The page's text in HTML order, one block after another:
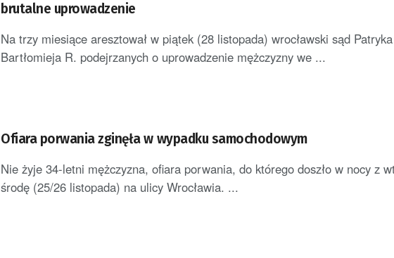
brutalne uprowadzenie
Na trzy miesiące aresztował w piątek (28 listopada) wrocławski sąd
Bartłomieja R. podejrzanych o uprowadzenie mężczyzny we ...
Ofiara porwania zginęła w wypadku samochodowym
Nie żyje 34-letni mężczyzna, ofiara porwania, do którego doszło w nocy z
środę (25/26 listopada) na ulicy Wrocławia. ...